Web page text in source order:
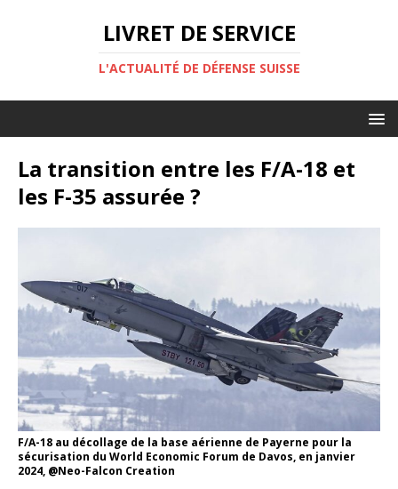
LIVRET DE SERVICE
L'ACTUALITÉ DE DÉFENSE SUISSE
La transition entre les F/A-18 et
les F-35 assurée ?
F/A-18 au décollage de la base aérienne de Payerne pour la
sécurisation du World Economic Forum de Davos, en janvier
2024, @Neo-Falcon Creation